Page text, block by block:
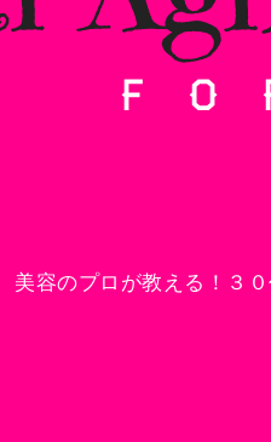
美容のプロが教える！３